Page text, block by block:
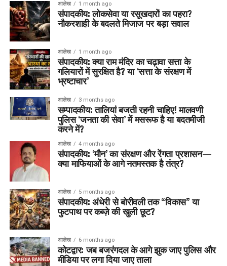
आलेख 1 month ago
संपादकीय: लोकसेवा या रसूखदारों का पहरा?
नौकरशाही के बदलते मिजाज पर बड़ा सवाल
आलेख 1 month ago
संपादकीय: क्या राम मंदिर का चढ़ावा सत्ता के
गलियारों में सुरक्षित है? या ‘सत्ता के संरक्षण में
भ्रष्टाचार’
आलेख 3 months ago
सम्पादकीय: तालियां बजती रहनी चाहिए! मालवणी
पुलिस ‘जनता की सेवा’ में मसरूफ है या बदतमीजी
करने में?
आलेख 4 months ago
संपादकीय: ‘मौन’ का संरक्षण और रेंगता प्रशासन—
क्या माफियाओं के आगे नतमस्तक है तंत्र?
आलेख 5 months ago
संपादकीय: अंधेरी से बोरीवली तक “विकास” या
फुटपाथ पर कब्ज़े की खुली छूट?
आलेख 6 months ago
कोटद्वार: जब बजरंगदल के आगे झुक जाए पुलिस और
मीडिया पर लगा दिया जाए ताला